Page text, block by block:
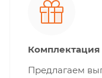
Комплектация
Предлагаем